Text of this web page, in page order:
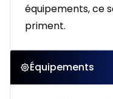
équipements, ce
priment.
Équipements